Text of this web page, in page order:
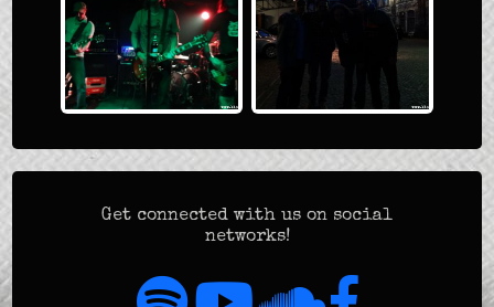
Get connected with us on social
networks!